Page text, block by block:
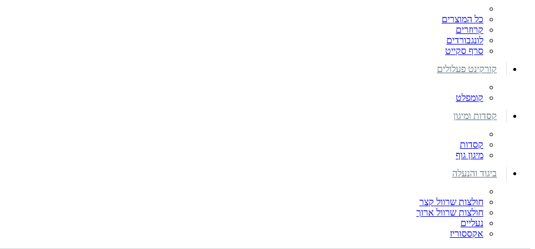
כל המוצרים
קרוזרים
לונגבורדים
סרף סקייט
קורקינט פעלולים
קומפלט
קסדות ומיגון
קסדות
מיגון גוף
ביגוד והנעלה
חולצות שרוול קצר
חולצות שרוול ארוך
נעליים
אקססוריז